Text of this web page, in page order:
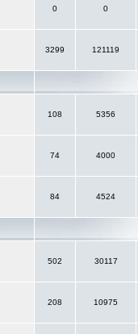
0 0
3299 121119
108 5356
74 4000
84 4524
502 30117
208 10975